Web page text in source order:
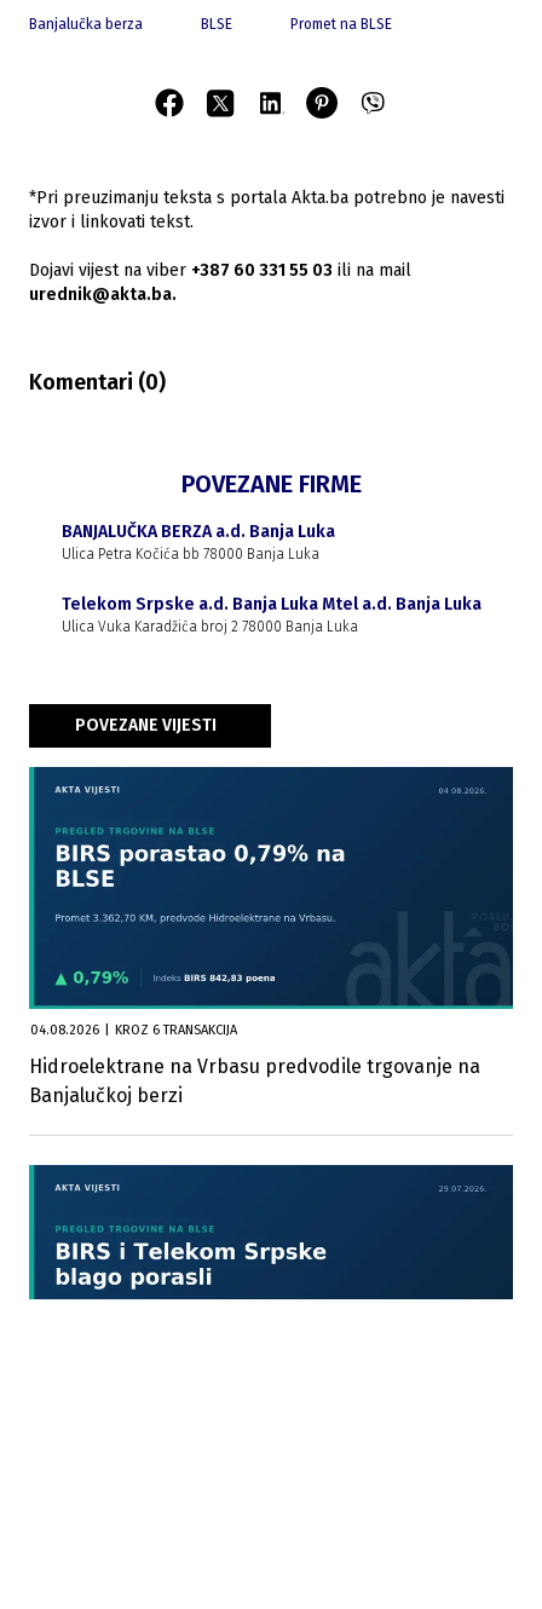
Banjalučka berza BLSE Promet na BLSE
*Pri preuzimanju teksta s portala Akta.ba potrebno je navesti
izvor i linkovati tekst.
Dojavi vijest na viber +387 60 331 55 03 ili na mail
urednik@akta.ba.
Komentari (0)
POVEZANE FIRME
BANJALUČKA BERZA a.d. Banja Luka
Ulica Petra Kočića bb 78000 Banja Luka
Telekom Srpske a.d. Banja Luka Mtel a.d. Banja Luka
Ulica Vuka Karadžića broj 2 78000 Banja Luka
POVEZANE VIJESTI
04.08.2026 KROZ 6 TRANSAKCIJA
Hidroelektrane na Vrbasu predvodile trgovanje na
Banjalučkoj berzi